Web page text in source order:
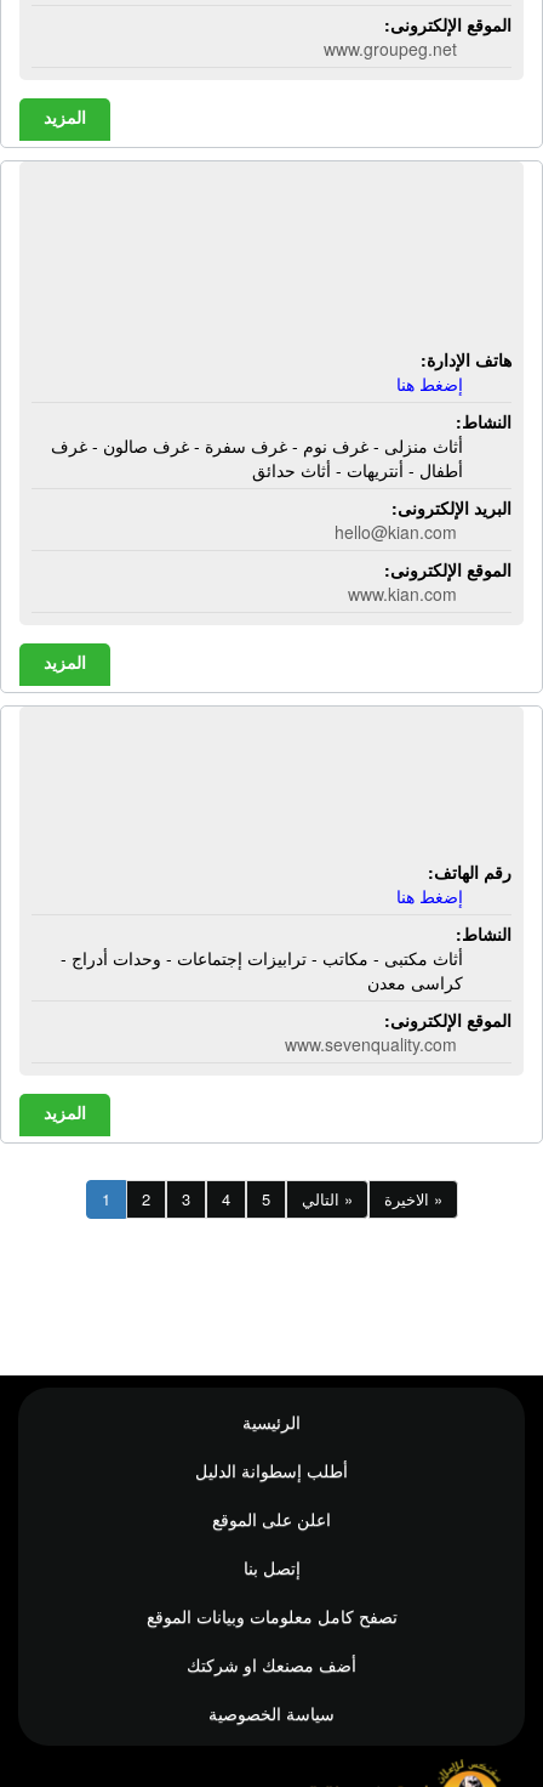
الموقع الإلكترونى:
www.groupeg.net
المزيد
هاتف الإدارة:
إضغط هنا
النشاط:
أثاث منزلى - غرف نوم - غرف سفرة - غرف صالون - غرف
أطفال - أنتريهات - أثاث حدائق
البريد الإلكترونى:
hello@kian.com
الموقع الإلكترونى:
www.kian.com
المزيد
رقم الهاتف:
إضغط هنا
النشاط:
أثاث مكتبى - مكاتب - ترابيزات إجتماعات - وحدات أدراج -
كراسى معدن
الموقع الإلكترونى:
www.sevenquality.com
المزيد
1 2 3 4 5 التالي » الاخيرة »
الرئيسية
أطلب إسطوانة الدليل
اعلن على الموقع
إتصل بنا
تصفح كامل معلومات وبيانات الموقع
أضف مصنعك او شركتك
سياسة الخصوصية